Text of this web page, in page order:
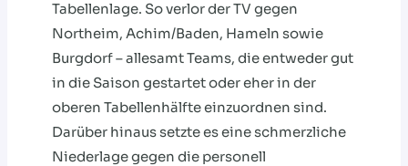
Tabellenlage. So verlor der TV gegen
Northeim, Achim/Baden, Hameln sowie
Burgdorf – allesamt Teams, die entweder gut
in die Saison gestartet oder eher in der
oberen Tabellenhälfte einzuordnen sind.
Darüber hinaus setzte es eine schmerzliche
Niederlage gegen die personell